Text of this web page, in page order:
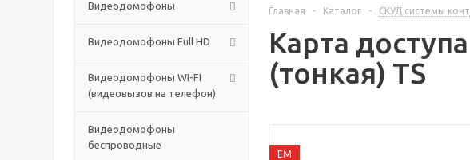
Видеодомофоны
Видеодомофоны Full HD
Видеодомофоны WI-FI
(видеовызов на телефон)
Видеодомофоны
беспроводные
Главная - Каталог - СКУД системы
Карта
(тонкая) TS
EM